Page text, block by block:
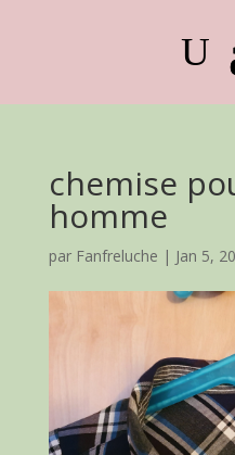
chemise
homme
par Fanfreluche | Jan 5,